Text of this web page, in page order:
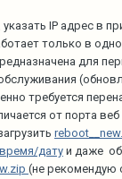
IP адрес в
только в
для
требуется
от порта
дату и даже
(не рекомендую